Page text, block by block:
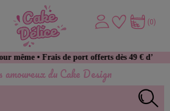
amoureux du Cake Design
• Frais de port offerts dès 49 € d’achat
(0)